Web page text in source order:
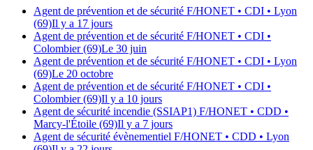
Agent de prévention et de sécurité F/HONET • CDI • Lyon
(69)Il y a 17 jours
Agent de prévention et de sécurité F/HONET • CDI •
Colombier (69)Le 30 juin
Agent de prévention et de sécurité F/HONET • CDI • Lyon
(69)Le 20 octobre
Agent de prévention et de sécurité F/HONET • CDI •
Colombier (69)Il y a 10 jours
Agent de sécurité incendie (SSIAP1) F/HONET • CDD •
Marcy-l'Étoile (69)Il y a 7 jours
Agent de sécurité évènementiel F/HONET • CDD • Lyon